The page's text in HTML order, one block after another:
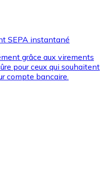
SEPA instantané
grâce aux virements
pour ceux qui souhaitent
compte bancaire.